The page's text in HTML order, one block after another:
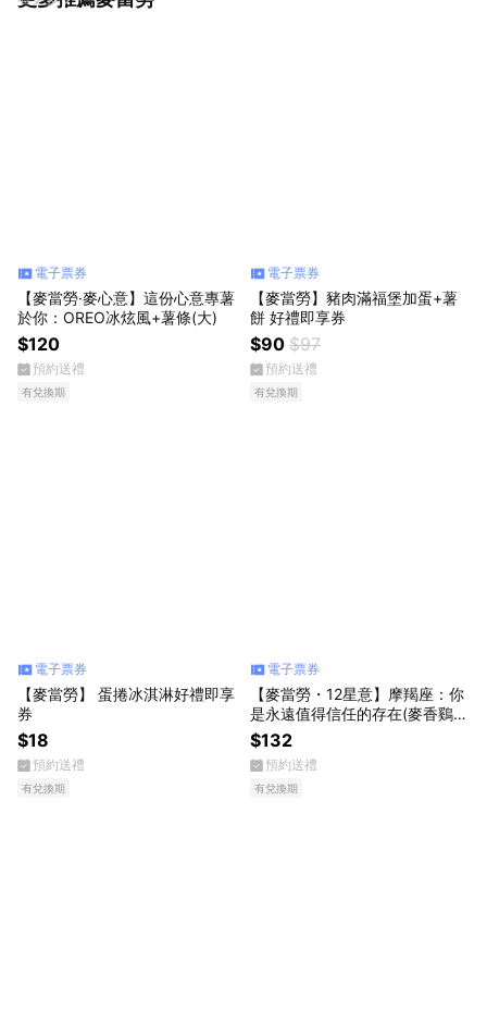
電子票券
【麥當勞·麥心意】這份心意專薯
於你：OREO冰炫風+薯條(大)
$120
預約送禮
有兌換期
電子票券
【麥當勞】豬肉滿福堡加蛋+薯
餅 好禮即享券
$90 $97
預約送禮
有兌換期
電子票券
【麥當勞】 蛋捲冰淇淋好禮即享
券
$18
預約送禮
有兌換期
電子票券
【麥當勞・12星意】摩羯座：你
是永遠值得信任的存在(麥香鷄
+四塊麥克鷄塊+中杯可樂)
$132
預約送禮
有兌換期